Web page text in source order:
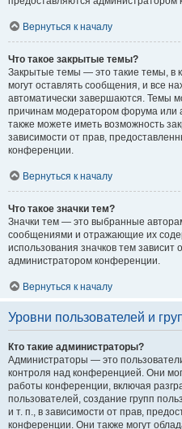
Вернуться к началу
Что такое закрытые темы?
Закрытые темы — это такие темы, в
могут оставлять сообщения, и все
автоматически завершаются. Темы
причинам модератором форума или
также можете иметь возможность
зависимости от прав,
конференции.
Вернуться к началу
Что такое значки тем?
Значки тем — это выбранные
сообщениями и отражающие их
использования значков тем
администратором конференции.
Вернуться к началу
Уровни пользователей и
Кто такие администраторы?
Администраторы — это
контроля над конференцией. Они
работы конференции, включая
пользователей, создание групп
и т. п., в зависимости от прав,
конференции. Они также могут